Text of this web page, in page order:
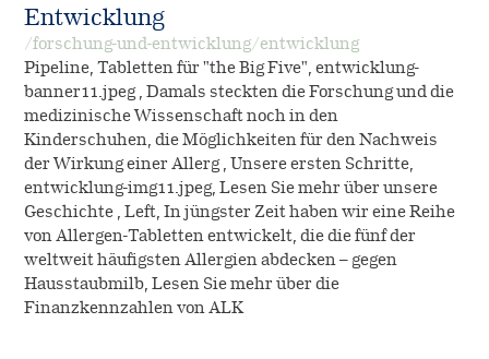
Native Allergene
Forschung
Entwicklung
Produktion
Klinische Studien
Anwendungsbeobachtungen
Offene Stellen
Cultural Beliefs
Nachhaltigkeit
EFPIA
Geschichte
Presse
Der Allergie-Podcast von ALK
Kontakt
Retouren
Online-Bestellungen
Entwicklung
/forschung-und-entwicklung/entwicklung
Pipeline, Tabletten für "the Big Five", entwicklung-
banner11.jpeg , Damals steckten die Forschung und die
medizinische Wissenschaft noch in den
Kinderschuhen, die Möglichkeiten für den Nachweis
der Wirkung einer Allerg , Unsere ersten Schritte,
entwicklung-img11.jpeg, Lesen Sie mehr über unsere
Geschichte , Left, In jüngster Zeit haben wir eine Reihe
von Allergen-Tabletten entwickelt, die die fünf der
weltweit häufigsten Allergien abdecken – gegen
Hausstaubmilb, Lesen Sie mehr über die
Finanzkennzahlen von ALK